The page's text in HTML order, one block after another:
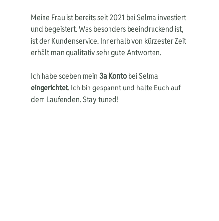
Meine Frau ist bereits seit 2021 bei Selma investiert
und begeistert. Was besonders beeindruckend ist,
ist der Kundenservice. Innerhalb von kürzester Zeit
erhält man qualitativ sehr gute Antworten.
Ich habe soeben mein 3a Konto bei Selma
eingerichtet. Ich bin gespannt und halte Euch auf
dem Laufenden. Stay tuned!